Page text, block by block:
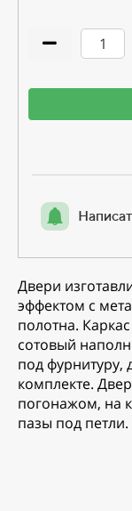
Двери
эффектом с
полотна.
сотовый
под фурнитуру,
комплекте.
погонажом, на
пазы под петли.